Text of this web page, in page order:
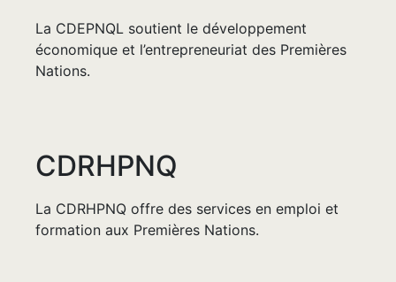
La CDEPNQL soutient le développement
économique et l’entrepreneuriat des Premières
Nations.
CDRHPNQ
La CDRHPNQ offre des services en emploi et
formation aux Premières Nations.